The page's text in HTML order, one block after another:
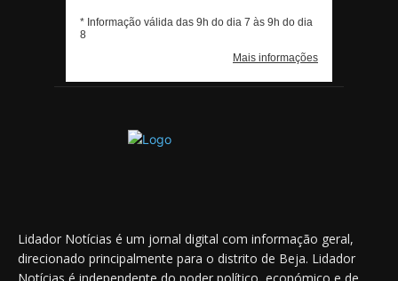
Lidador Notícias é um jornal digital com informação geral,
direcionado principalmente para o distrito de Beja. Lidador